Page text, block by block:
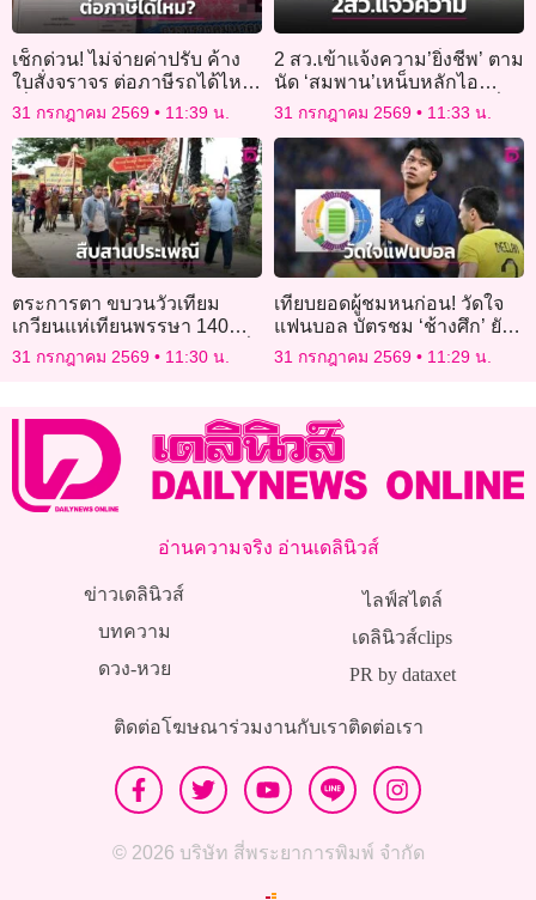
เช็กด่วน! ไม่จ่ายค่าปรับ ค้าง
ใบสั่งจราจร ต่อภาษีรถได้ไหม
เริ่ม 1 ส.ค.69
31 กรกฎาคม 2569 11:39 น.
2 สว.เข้าแจ้งความ’ยิ่งชีพ’ ตาม
นัด ‘สมพาน’เหน็บหลักไอ
ลอว์=กฎหมายของฉัน ขอเชื่อ
31 กรกฎาคม 2569 11:33 น.
ตระการตา ขบวนวัวเทียม
เกวียนแห่เทียนพรรษา 140
เล่ม สืบสานประเพณีงานบุญยิ่ง
ใหญ่ วัดเขาปากช่อง
31 กรกฎาคม 2569 11:30 น.
เทียบยอดผู้ชมหนก่อน! วัดใจ
แฟนบอล บัตรชม ‘ช้างศึก’ ยัง
ว่างทุกโซน
31 กรกฎาคม 2569 11:29 น.
อ่านความจริง อ่านเดลินิวส์
ข่าวเดลินิวส์
บทความ
ดวง-หวย
ไลฟ์สไตล์
เดลินิวส์clips
PR by dataxet
ติดต่อโฆษณาร่วมงานกับเราติดต่อเรา
© 2026 บริษัท สี่พระยาการพิมพ์ จำกัด